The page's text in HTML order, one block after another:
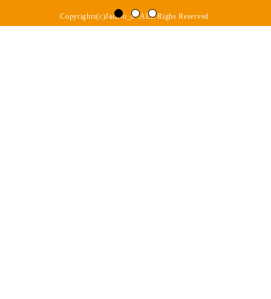
Copyrights(c)Jack-o_o-.ALL Righs Reserved.